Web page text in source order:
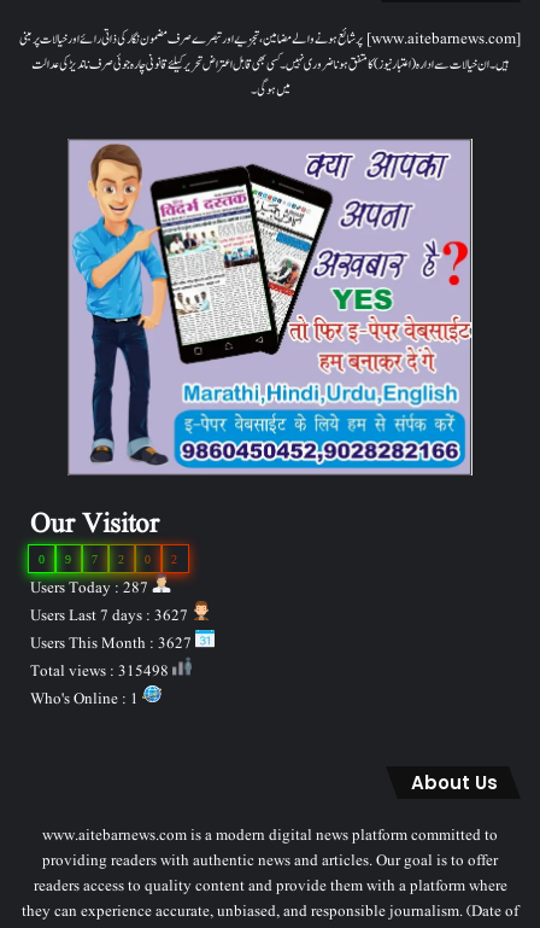
[www.aitebarnews.com] پر شائع ہونے والے مضامین، تجزیے اور تبصرے صرف مضمون نگار کی ذاتی رائے اور خیالات پر مبنی
ہیں۔ ان خیالات سے ادارہ (اعتبار نیوز) کا متفق ہونا ضروری نہیں۔ کسی بھی قابل اعتراض تحریر کیلئے قانونی چارہ جوئی صرف ناندیڑ کی عدالت
میں ہوگی۔
Our Visitor
2
0
2
7
9
0
Users Today : 287
About Us
www.aitebarnews.com is a modern digital news platform committed to
providing readers with authentic news and articles. Our goal is to offer
readers access to quality content and provide them with a platform where
they can experience accurate, unbiased, and responsible journalism. (Date of